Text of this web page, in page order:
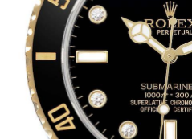
commentaires